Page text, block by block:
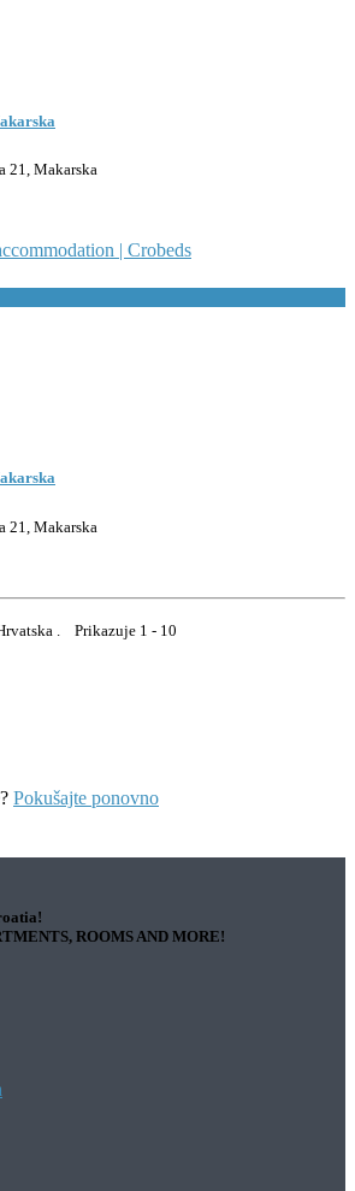
21, Makarska
21, Makarska
. Prikazuje 1 - 10
Pokušajte ponovno
ROOMS AND MORE!